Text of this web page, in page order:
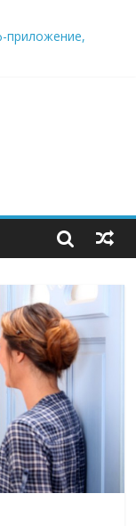
вода с
трендом
миллионы людей
этим летом